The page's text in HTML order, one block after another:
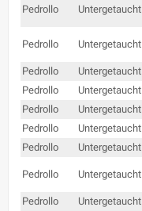
Pedrollo Untergetaucht
Pedrollo Untergetaucht
Pedrollo Untergetaucht
Pedrollo
Untergetaucht
Pedrollo
Untergetaucht
Pedrollo
Untergetaucht
Pedrollo
Untergetaucht
Pedrollo Untergetaucht
Pedrollo Untergetaucht